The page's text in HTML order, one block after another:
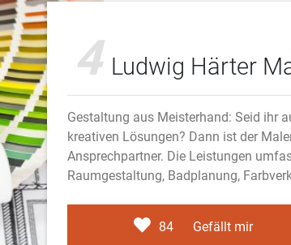
4 Ludwig Härter
Gestaltung aus Meisterhand: Seid ihr
kreativen Lösungen? Dann ist der
Ansprechpartner. Die Leistungen
Raumgestaltung, Badplanung,
84 Gefällt mir